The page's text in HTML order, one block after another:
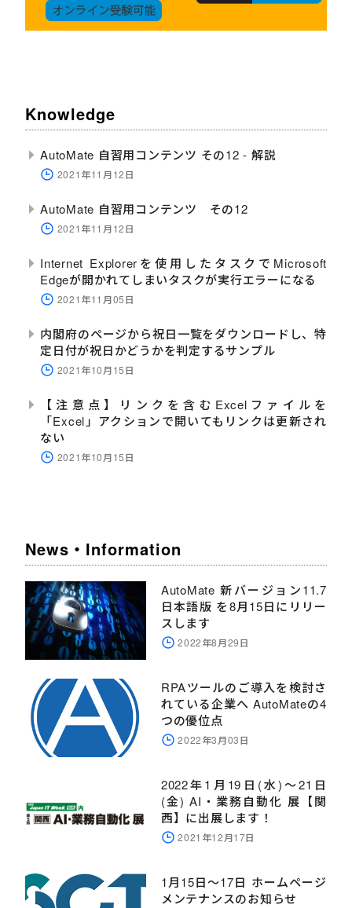
Knowledge
AutoMate 自習用コンテンツ その12 - 解説
2021年11月12日
AutoMate 自習用コンテンツ その12
2021年11月12日
Internet Explorerを使用したタスクでMicrosoft
Edgeが開かれてしまいタスクが実行エラーになる
2021年11月05日
内閣府のページから祝日一覧をダウンロードし、特
定日付が祝日かどうかを判定するサンプル
2021年10月15日
【注意点】リンクを含むExcelファイルを
「Excel」アクションで開いてもリンクは更新され
ない
2021年10月15日
News・Information
AutoMate 新バージョン11.7
日本語版 を8月15日にリリー
スします
2022年8月29日
RPAツールのご導入を検討さ
れている企業へ AutoMateの4
つの優位点
2022年3月03日
2022年1月19日(水)～21日
(金) AI・業務自動化 展【関
西】に出展します！
2021年12月17日
1月15日～17日 ホームページ
メンテナンスのお知らせ